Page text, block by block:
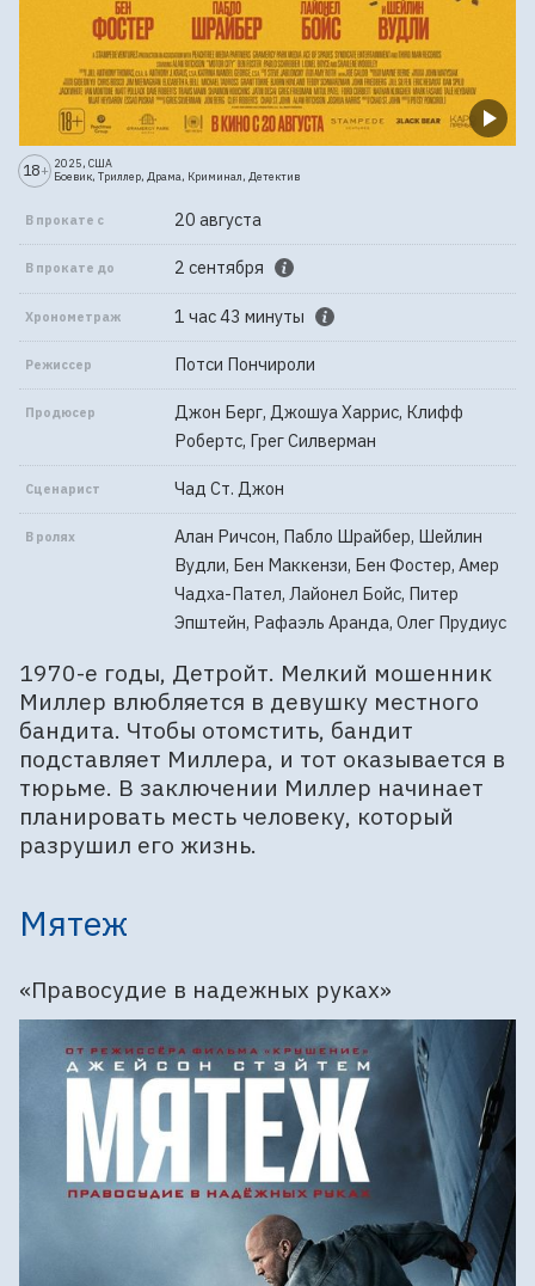
18+ 2025, США
Боевик, Триллер, Драма, Криминал, Детектив
В прокате с 20 августа
В прокате до 2 сентября
Хронометраж 1 час 43 минуты
Режиссер Потси Пончироли
Продюсер
Джон Берг, Джошуа Харрис, Клифф
Робертс, Грег Силверман
Сценарист Чад Ст. Джон
В ролях
Алан Ричсон, Пабло Шрайбер, Шейлин
Вудли, Бен Маккензи, Бен Фостер, Амер
Чадха-Пател, Лайонел Бойс, Питер
Эпштейн, Рафаэль Аранда, Олег Прудиус
1970-е годы, Детройт. Мелкий мошенник
Миллер влюбляется в девушку местного
бандита. Чтобы отомстить, бандит
подставляет Миллера, и тот оказывается в
тюрьме. В заключении Миллер начинает
планировать месть человеку, который
разрушил его жизнь.
Мятеж
«Правосудие в надежных руках»